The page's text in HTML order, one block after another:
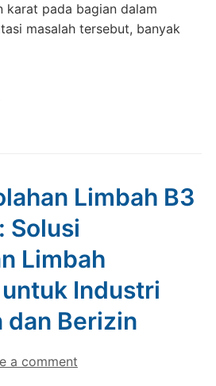
karat pada bagian dalam
masalah tersebut, banyak
Limbah B3
Solusi
Limbah
Industri
dan Berizin
a comment